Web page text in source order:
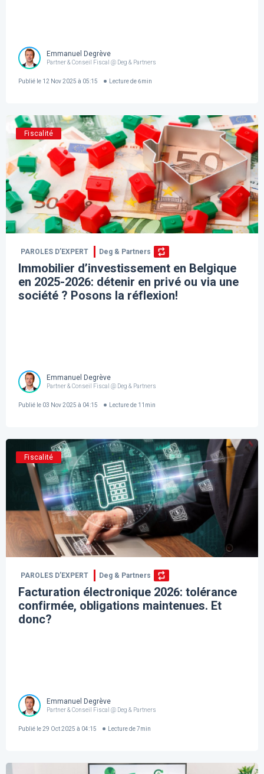
Emmanuel Degrève
Partner & Conseil Fiscal @ Deg & Partners
Publié le 12 Nov 2025 à 05:15 Lecture de 6min
Fiscalité
PAROLES D’EXPERT Deg & Partners
Immobilier d’investissement en Belgique
en 2025-2026: détenir en privé ou via une
société ? Posons la réflexion!
Emmanuel Degrève
Partner & Conseil Fiscal @ Deg & Partners
Publié le 03 Nov 2025 à 04:15 Lecture de 11 min
Fiscalité
PAROLES D’EXPERT Deg & Partners
Facturation électronique 2026: tolérance
confirmée, obligations maintenues. Et
donc?
Emmanuel Degrève
Partner & Conseil Fiscal @ Deg & Partners
Publié le29 Oct 2025 à 04:15 Lecture de 7min